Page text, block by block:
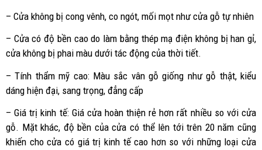
– Cửa không bị cong vênh, co ngót, mối mọt như cửa gỗ tự nhiên
– Cửa có độ bền cao do làm bằng thép mạ điện không bị han gỉ,
cửa không bị phai màu dưới tác động của thời tiết.
– Tính thẩm mỹ cao: Màu sắc vân gỗ giống như gỗ thật, kiểu
dáng hiện đại, sang trọng, đẳng cấp
– Giá trị kinh tế: Giá cửa hoàn thiện rẻ hơn rất nhiều so với cửa
gỗ. Mặt khác, độ bền của cửa có thể lên tới trên 20 năm cũng
khiến cho cửa có giá trị kinh tế cao hơn so với những loại cửa